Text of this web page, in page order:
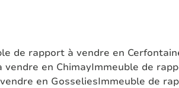
de rapport à vendre en
en ChimayImmeuble de
en GosseliesImmeuble de